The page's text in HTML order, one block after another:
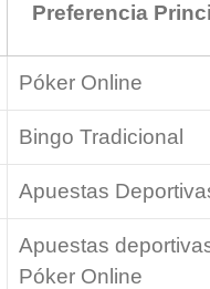
Preferencia
Póker Online
Bingo Tradicional
Apuestas
Apuestas
Póker Online